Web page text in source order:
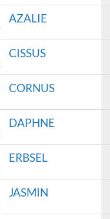
AZALIE
CISSUS
CORNUS
DAPHNE
ERBSEL
JASMIN